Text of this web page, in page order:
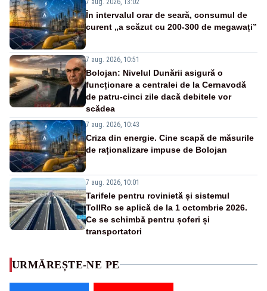
În intervalul orar de seară, consumul de
curent „a scăzut cu 200-300 de megawați”
7 aug. 2026, 10:51
Bolojan: Nivelul Dunării asigură o
funcționare a centralei de la Cernavodă
de patru-cinci zile dacă debitele vor
scădea
7 aug. 2026, 10:43
Criza din energie. Cine scapă de măsurile
de raționalizare impuse de Bolojan
7 aug. 2026, 10:01
Tarifele pentru rovinietă și sistemul
TollRo se aplică de la 1 octombrie 2026.
Ce se schimbă pentru șoferi și
transportatori
URMĂREȘTE-NE PE